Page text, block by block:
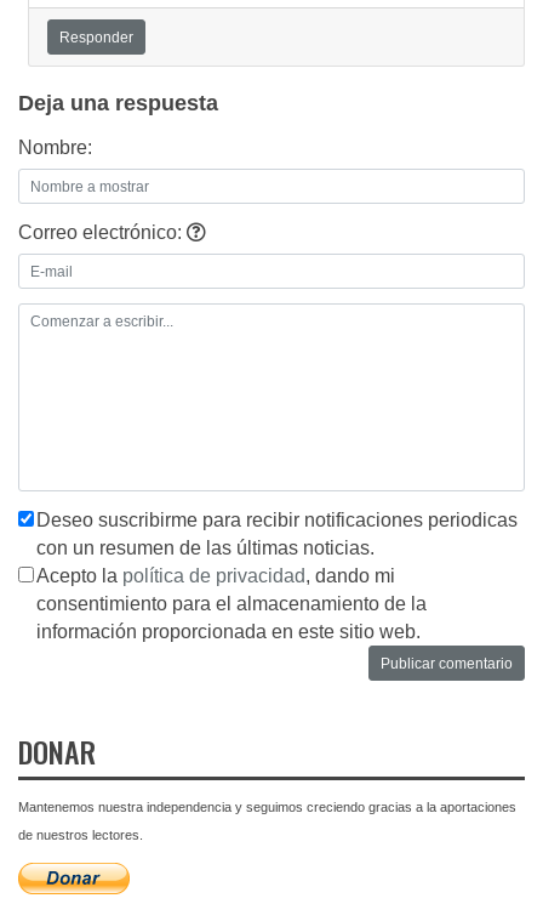
Responder
Deja una respuesta
Nombre:
Correo electrónico:
Deseo suscribirme para recibir notificaciones periodicas
con un resumen de las últimas noticias.
Acepto la política de privacidad, dando mi
consentimiento para el almacenamiento de la
información proporcionada en este sitio web.
DONAR
Mantenemos nuestra independencia y seguimos creciendo gracias a la aportaciones
de nuestros lectores.